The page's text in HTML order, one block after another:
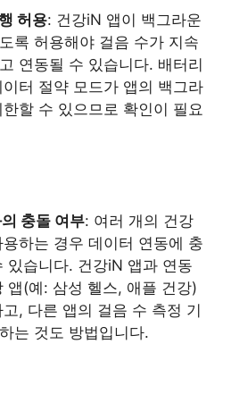
허용: 건강iN 앱이 백그라운
록 허용해야 걸음 수가 지속
연동될 수 있습니다. 배터리
터 절약 모드가 앱의 백그라
할 수 있으므로 확인이 필요
충돌 여부: 여러 개의 건강
하는 경우 데이터 연동에 충
있습니다. 건강iN 앱과 연동
앱(예: 삼성 헬스, 애플 건강)
, 다른 앱의 걸음 수 측정 기
는 것도 방법입니다.